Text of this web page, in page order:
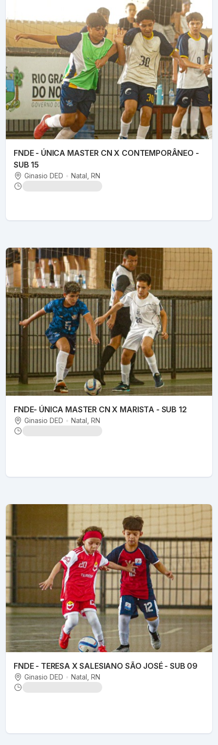
FNDE - ÚNICA MASTER CN X CONTEMPORÂNEO -
SUB 15
Ginasio DED • Natal , RN
FNDE- ÚNICA MASTER CN X MARISTA - SUB 12
Ginasio DED • Natal , RN
FNDE - TERESA X SALESIANO SÃO JOSÉ - SUB 09
Ginasio DED • Natal , RN